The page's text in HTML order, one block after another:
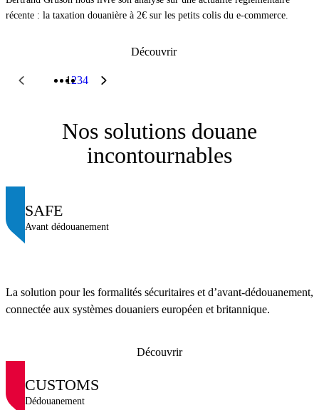
récente : la taxation douanière à 2€ sur les petits colis du e-commerce.
Découvrir
1234
Nos solutions douane
incontournables
SAFE
Avant dédouanement
La solution pour les formalités sécuritaires et d’avant-dédouanement,
connectée aux systèmes douaniers européen et britannique.
Découvrir
CUSTOMS
Dédouanement